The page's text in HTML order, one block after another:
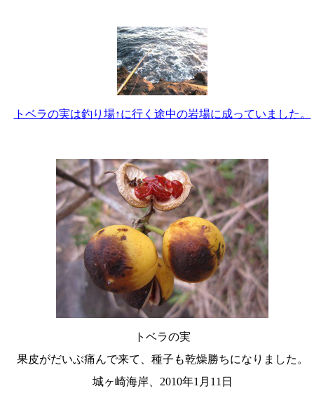
トベラの実は釣り場↑に行く途中の岩場に成っていました。
トベラの実
果皮がだいぶ痛んで来て、種子も乾燥勝ちになりました。
城ヶ崎海岸、2010年1月11日